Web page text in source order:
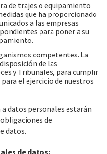
de trajes o equipamiento
que ha proporcionado
a las empresas
para poner a su
competentes. La
de las
y Tribunales, para cumplir
el ejercicio de nuestros
a datos personales estarán
de
datos.
de datos: